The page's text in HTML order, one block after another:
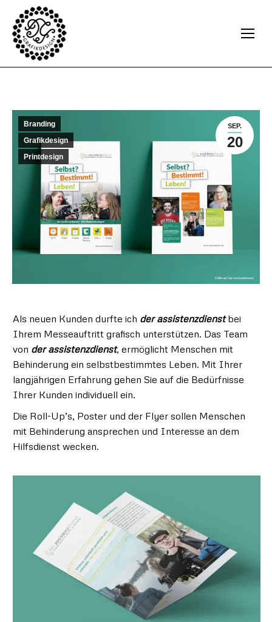
SEP.
20
Branding
Grafikdesign
Printdesign
Als neuen Kunden durfte ich der assistenzdienst bei
Ihrem Messeauftritt grafisch unterstützen. Das Team
von der assistenzdienst, ermöglicht Menschen mit
Behinderung ein selbstbestimmtes Leben. Mit Ihrer
langjährigen Erfahrung gehen Sie auf die Bedürfnisse
Ihrer Kunden individuell ein.
Die Roll-Up’s, Poster und der Flyer sollen Menschen
mit Behinderung ansprechen und Interesse an dem
Hilfsdienst wecken.